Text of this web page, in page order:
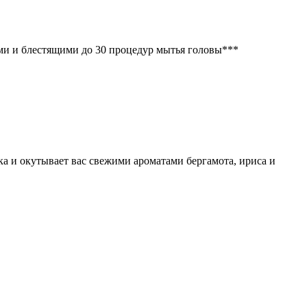
и блестящими до 30 процедур мытья головы***
и окутывает вас свежими ароматами бергамота, ириса и
аммиака
12000 руб.
12000 руб.
12000 руб.